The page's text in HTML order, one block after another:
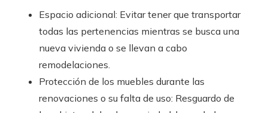
Espacio adicional: Evitar tener que transportar
todas las pertenencias mientras se busca una
nueva vivienda o se llevan a cabo
remodelaciones.
Protección de los muebles durante las
renovaciones o su falta de uso: Resguardo de